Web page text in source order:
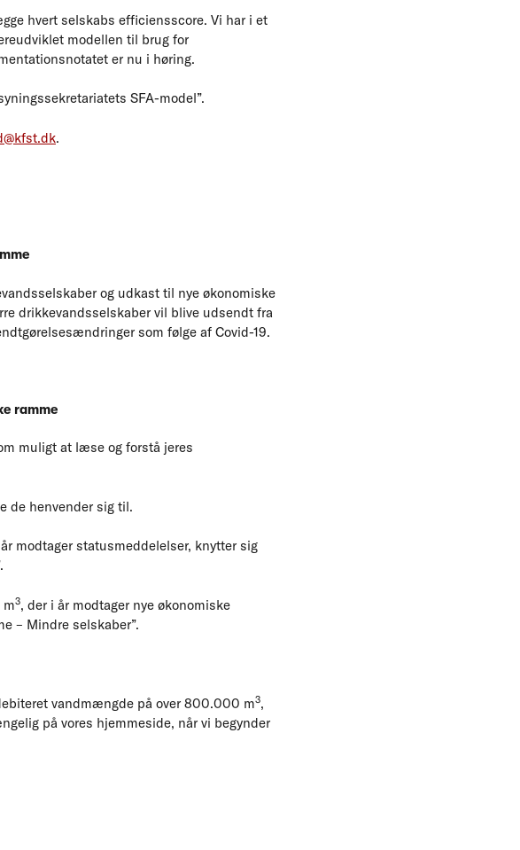
hvert selskabs efficiensscore. Vi har i et
modellen til brug for
er nu i høring.
SFA-model”.
.
og udkast til nye økonomiske
drikkevandsselskaber vil blive udsendt fra
som følge af Covid-19.
ramme
muligt at læse og forstå jeres
de henvender sig til.
modtager statusmeddelelser, knytter sig
3, der i år modtager nye økonomiske
– Mindre selskaber”.
vandmængde på over 800.000 m3,
på vores hjemmeside, når vi begynder